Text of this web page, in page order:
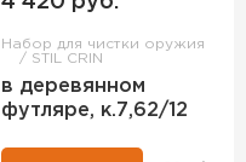
Набор для чистки оружия
STIL CRIN
в деревянном
футляре, к.7,62/12